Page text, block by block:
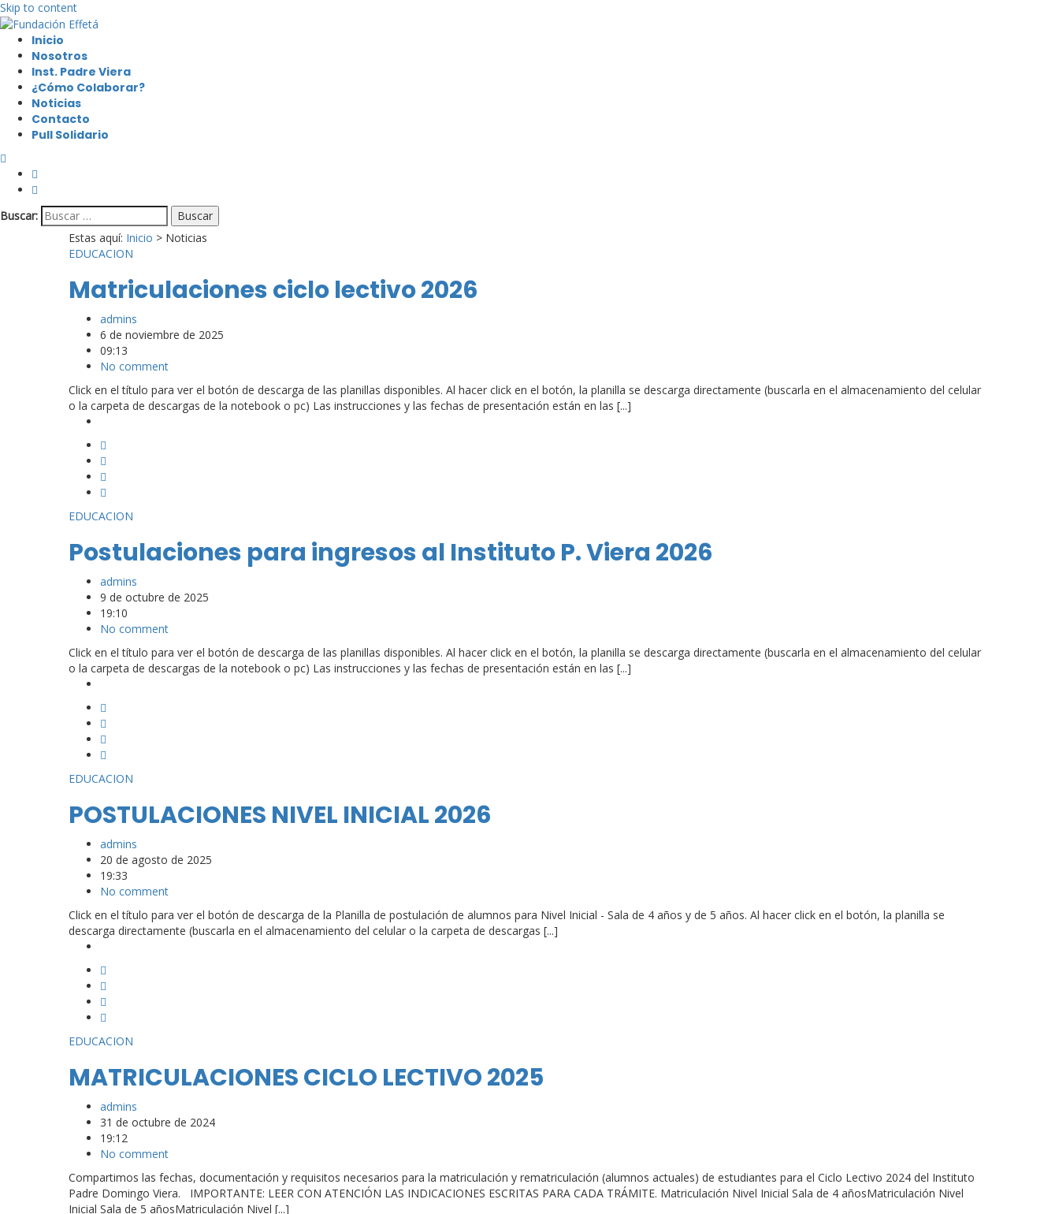
Skip to content
Inicio
Nosotros
Inst. Padre Viera
¿Cómo Colaborar?
Noticias
Contacto
Pull Solidario
Buscar:
Estas aquí: Inicio > Noticias
EDUCACION
Matriculaciones ciclo lectivo 2026
admins
6 de noviembre de 2025
09:13
No comment
Click en el título para ver el botón de descarga de las planillas disponibles. Al hacer click en el botón, la planilla se descarga directamente (buscarla en el almacenamiento del celular
o la carpeta de descargas de la notebook o pc) Las instrucciones y las fechas de presentación están en las [...]
EDUCACION
Postulaciones para ingresos al Instituto P. Viera 2026
admins
9 de octubre de 2025
19:10
No comment
Click en el título para ver el botón de descarga de las planillas disponibles. Al hacer click en el botón, la planilla se descarga directamente (buscarla en el almacenamiento del celular
o la carpeta de descargas de la notebook o pc) Las instrucciones y las fechas de presentación están en las [...]
EDUCACION
POSTULACIONES NIVEL INICIAL 2026
admins
20 de agosto de 2025
19:33
No comment
Click en el título para ver el botón de descarga de la Planilla de postulación de alumnos para Nivel Inicial - Sala de 4 años y de 5 años. Al hacer click en el botón, la planilla se
descarga directamente (buscarla en el almacenamiento del celular o la carpeta de descargas [...]
EDUCACION
MATRICULACIONES CICLO LECTIVO 2025
admins
31 de octubre de 2024
19:12
No comment
Compartimos las fechas, documentación y requisitos necesarios para la matriculación y rematriculación (alumnos actuales) de estudiantes para el Ciclo Lectivo 2024 del Instituto
Padre Domingo Viera. IMPORTANTE: LEER CON ATENCIÓN LAS INDICACIONES ESCRITAS PARA CADA TRÁMITE. Matriculación Nivel Inicial Sala de 4 añosMatriculación Nivel
Inicial Sala de 5 añosMatriculación Nivel [...]